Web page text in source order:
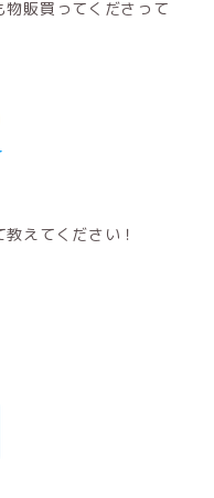
販買ってくださって
えてください！